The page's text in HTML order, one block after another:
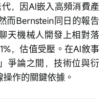
，因AI嵌入高頻消費產
而Bernstein同日的報告
天機械人開發上相對落
，估值受壓。在AI敘事
爭論之間，技術位與衍
作的關鍵依據。